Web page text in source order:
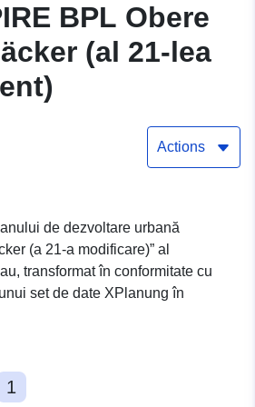
BPL Obere
(al 21-lea
Actions
de dezvoltare urbană
(a 21-a modificare)” al
transformat în conformitate cu
set de date XPlanung în
1